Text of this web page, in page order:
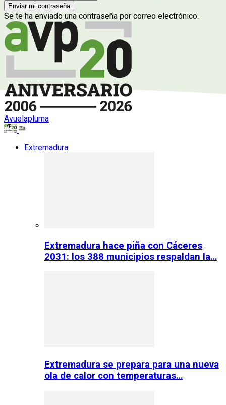
Se te ha enviado una contraseña por correo electrónico.
Avuelapluma
Extremadura
Extremadura hace piña con Cáceres
2031: los 388 municipios respaldan la…
Extremadura se prepara para una nueva
ola de calor con temperaturas…